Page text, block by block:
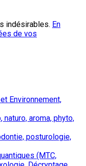
indésirables. En
de vos
Environnement,
aroma, phyto,
posturologie,
(MTC,